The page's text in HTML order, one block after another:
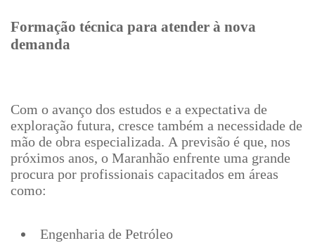
Formação técnica para atender à nova
demanda
Com o avanço dos estudos e a expectativa de
exploração futura, cresce também a necessidade de
mão de obra especializada. A previsão é que, nos
próximos anos, o Maranhão enfrente uma grande
procura por profissionais capacitados em áreas
como:
Engenharia de Petróleo